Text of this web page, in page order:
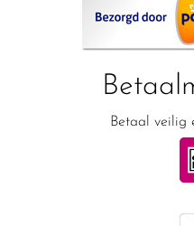
Betaal veilig